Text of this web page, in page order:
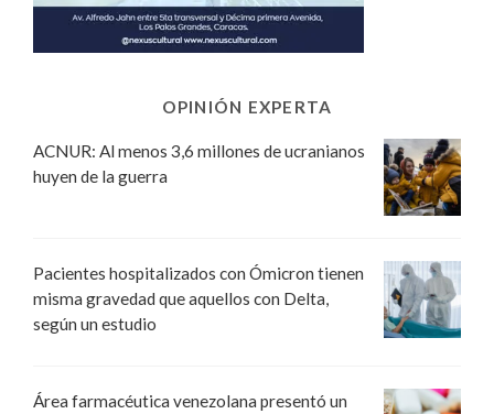
OPINIÓN EXPERTA
ACNUR: Al menos 3,6 millones de ucranianos
huyen de la guerra
Pacientes hospitalizados con Ómicron tienen
misma gravedad que aquellos con Delta,
según un estudio
Área farmacéutica venezolana presentó un